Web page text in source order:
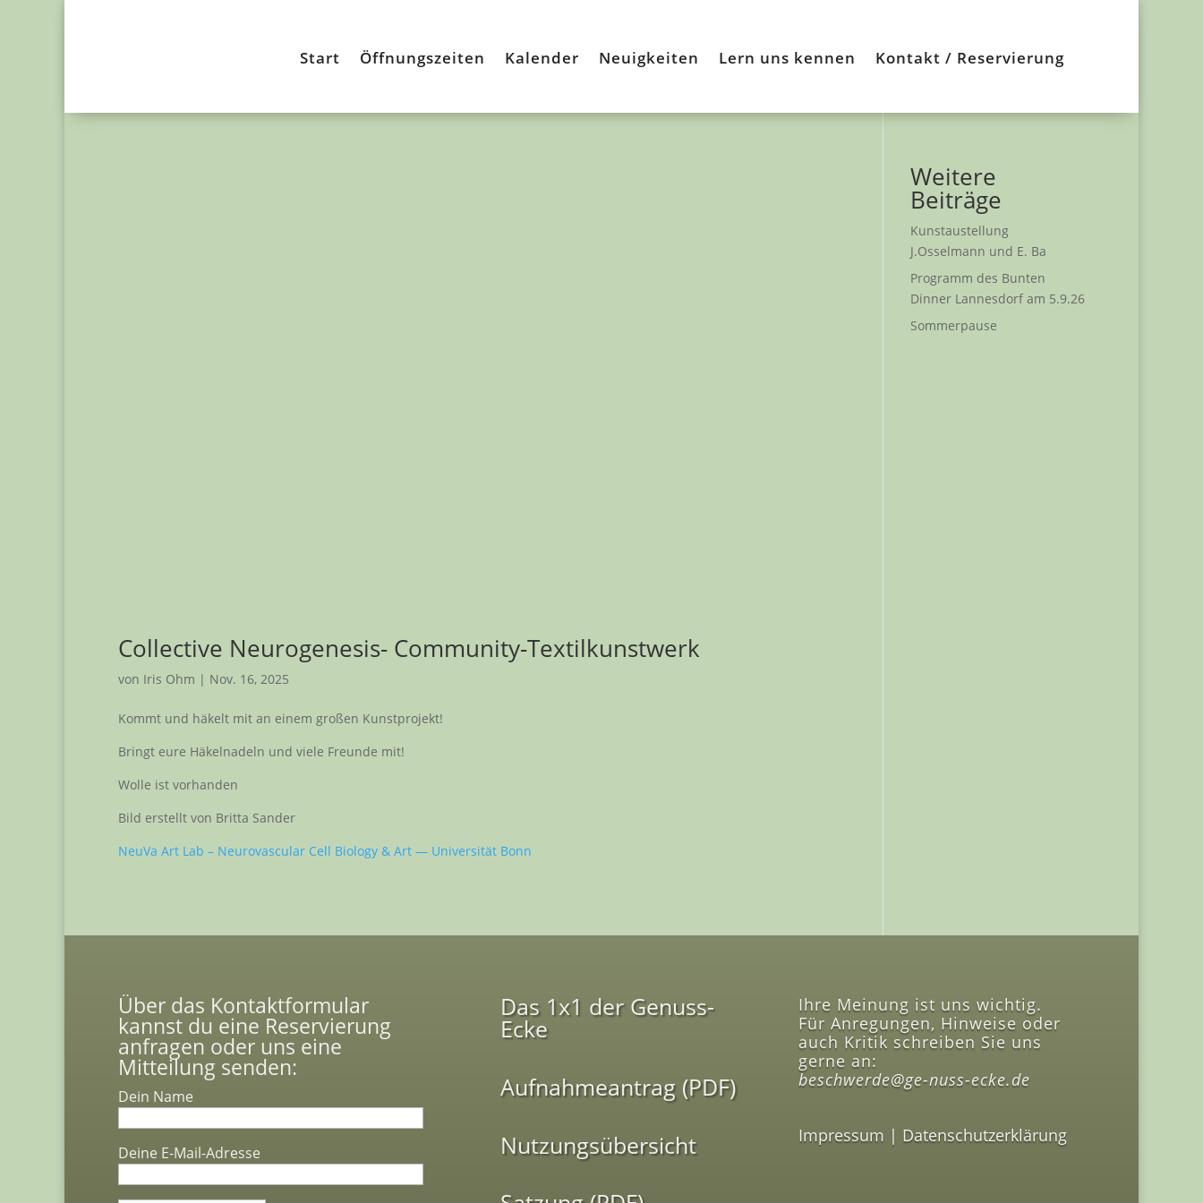
Start Öffnungszeiten Kalender Neuigkeiten Lern uns kennen Kontakt / Reservierung
Collective Neurogenesis- Community-Textilkunstwerk
von Iris Ohm | Nov. 16, 2025
Kommt und häkelt mit an einem großen Kunstprojekt!
Bringt eure Häkelnadeln und viele Freunde mit!
Wolle ist vorhanden
Bild erstellt von Britta Sander
NeuVa Art Lab – Neurovascular Cell Biology & Art — Universität Bonn
Weitere
Beiträge
Kunstaustellung
J.Osselmann und E. Ba
Programm des Bunten
Dinner Lannesdorf am 5.9.26
Sommerpause
Über das Kontaktformular
kannst du eine Reservierung
anfragen oder uns eine
Mitteilung senden:
Dein Name
Deine E-Mail-Adresse
Das 1x1 der Genuss-
Ecke
Aufnahmeantrag (PDF)
Nutzungsübersicht
Ihre Meinung ist uns wichtig.
Für Anregungen, Hinweise oder
auch Kritik schreiben Sie uns
gerne an:
beschwerde@ge-nuss-ecke.de
Impressum | Datenschutzerklärung